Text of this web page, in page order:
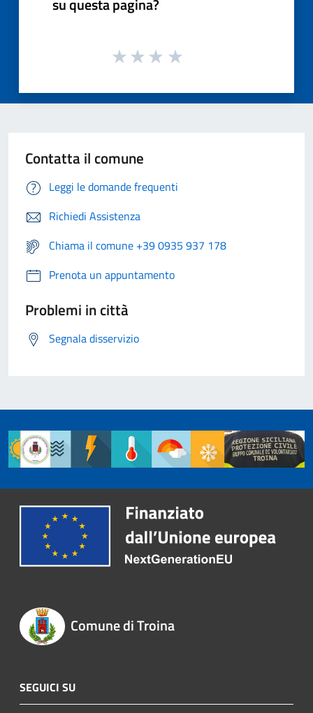
su questa pagina?
Contatta il comune
Leggi le domande frequenti
Richiedi Assistenza
Chiama il comune +39 0935 937 178
Prenota un appuntamento
Problemi in città
Segnala disservizio
Comune di Troina
SEGUICI SU